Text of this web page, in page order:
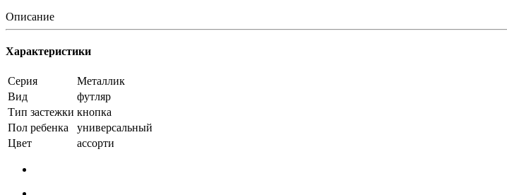
Описание
Характеристики
Серия
Металлик
Вид
футляр
Тип застежки кнопка
Пол ребенка
универсальный
Цвет
ассорти